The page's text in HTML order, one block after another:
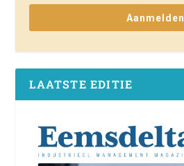
Aanmelden
LAATSTE EDITIE